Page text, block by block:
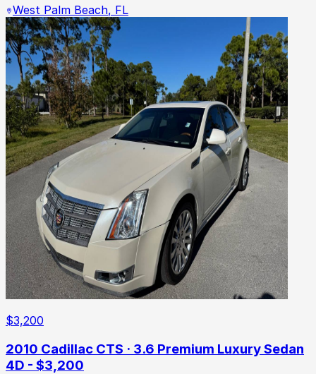
West Palm Beach, FL
$3,200
2010 Cadillac CTS · 3.6 Premium Luxury Sedan
4D - $3,200